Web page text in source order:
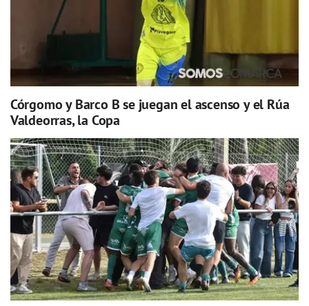
Córgomo y Barco B se juegan el ascenso y el Rúa
Valdeorras, la Copa